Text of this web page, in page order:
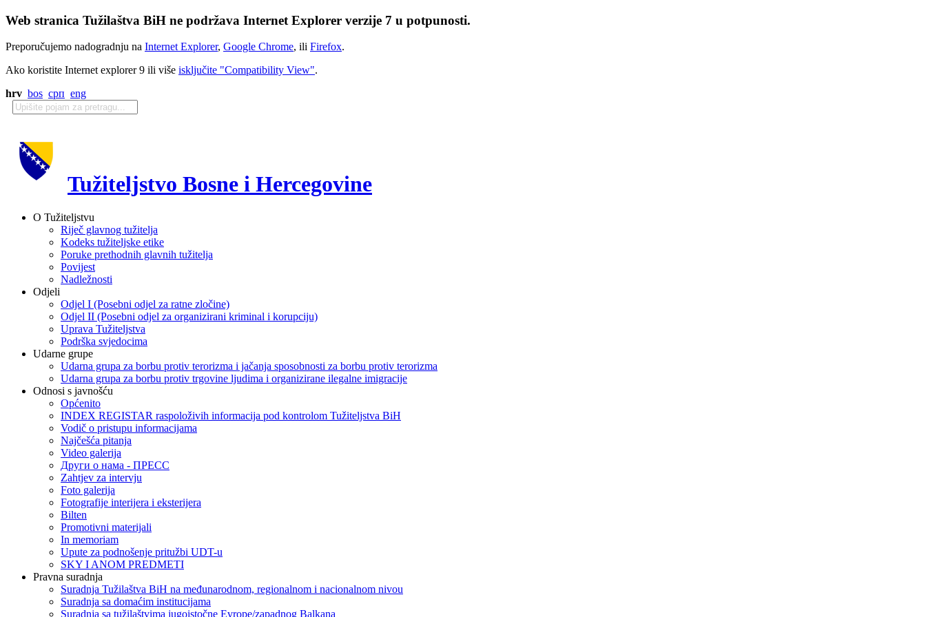
Web stranica Tužilaštva BiH ne podržava Internet Explorer verzije 7 u potpunosti.
Preporučujemo nadogradnju na Internet Explorer, Google Chrome, ili Firefox.
Ako koristite Internet explorer 9 ili više isključite "Compatibility View".
hrv bos срп eng
Tužiteljstvo Bosne i Hercegovine
O Tužiteljstvu
Riječ glavnog tužitelja
Kodeks tužiteljske etike
Poruke prethodnih glavnih tužitelja
Povijest
Nadležnosti
Odjeli
Odjel I (Posebni odjel za ratne zločine)
Odjel II (Posebni odjel za organizirani kriminal i korupciju)
Uprava Tužiteljstva
Podrška svjedocima
Udarne grupe
Udarna grupa za borbu protiv terorizma i jačanja sposobnosti za borbu protiv terorizma
Udarna grupa za borbu protiv trgovine ljudima i organizirane ilegalne imigracije
Odnosi s javnošću
Općenito
INDEX REGISTAR raspoloživih informacija pod kontrolom Tužiteljstva BiH
Vodič o pristupu informacijama
Najčešća pitanja
Video galerija
Други о нама - ПРЕСC
Zahtjev za intervju
Foto galerija
Fotografije interijera i eksterijera
Bilten
Promotivni materijali
In memoriam
Upute za podnošenje pritužbi UDT-u
SKY I ANOM PREDMETI
Pravna suradnja
Suradnja Tužilaštva BiH na međunarodnom, regionalnom i nacionalnom nivou
Suradnja sa domaćim institucijama
Suradnja sa tužilaštvima jugoistočne Evrope/zapadnog Balkana